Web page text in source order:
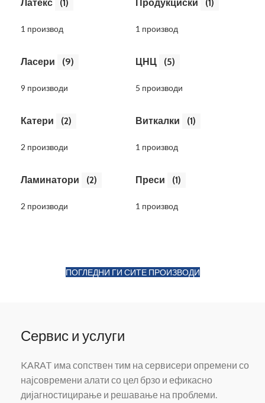
Латекс (1)
1 производ
Продукциски (1)
1 производ
Ласери (9)
9 производи
ЦНЦ (5)
5 производи
Катери (2)
2 производи
Виткалки (1)
1 производ
Ламинатори (2)
2 производи
Преси (1)
1 производ
ПОГЛЕДНИ ГИ СИТЕ ПРОИЗВОДИ
Сервис и услуги
KARAT има сопствен тим на сервисери опремени со
најсовремени алати со цел брзо и ефикасно
дијагностицирање и решавање на проблеми.